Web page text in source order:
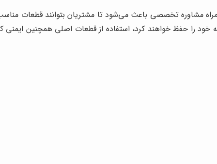
مشاوره تخصصی باعث می‌شود تا مشتریان بتوانند قطعات مناسب
خود را حفظ خواهند کرد، استفاده از قطعات اصلی همچنین